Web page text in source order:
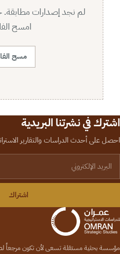
لم نجد إصدارات مطابقة.
امسح
مسح
اشترك في نشرتنا البريدية
احصل على أحدث الدراسات والتقارير
اشتراك
مؤسسة بحثية مستقلة تسعى لأن تكون مرجعاً